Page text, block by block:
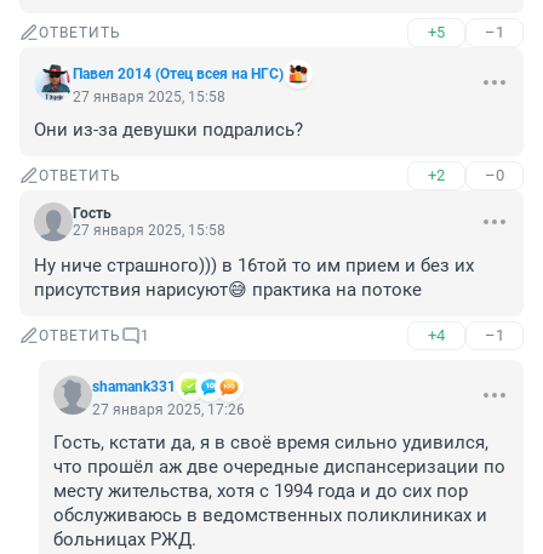
ОТВЕТИТЬ +5 –1
Павел 2014 (Отец всея на НГС)
27 января 2025, 15:58
Они из-за девушки подрались?
ОТВЕТИТЬ +2 –0
Гость
27 января 2025, 15:58
Ну ниче страшного))) в 16той то им прием и без их
присутствия нарисуют😅 практика на потоке
ОТВЕТИТЬ 1 +4 –1
shamank331
27 января 2025, 17:26
Гость, кстати да, я в своё время сильно удивился,
что прошёл аж две очередные диспансеризации по
месту жительства, хотя с 1994 года и до сих пор
обслуживаюсь в ведомственных поликлиниках и
больницах РЖД.